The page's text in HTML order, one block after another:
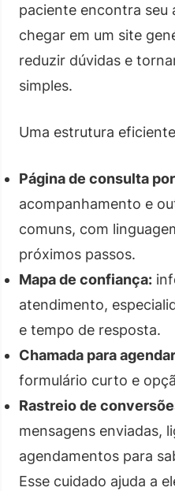
paciente encontra seu
chegar em um site
reduzir dúvidas e
simples.
Uma estrutura
Página de consulta
acompanhamento e
comuns, com
próximos passos.
Mapa de confiança:
atendimento,
e tempo de resposta.
Chamada para
formulário curto e
Rastreio de
mensagens enviadas,
agendamentos para
Esse cuidado ajuda a